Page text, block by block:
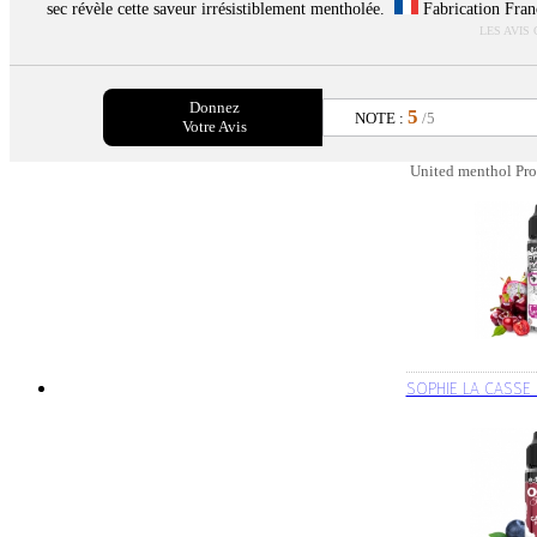
sec révèle cette saveur irrésistiblement mentholée. Fabrication
LES AVIS
Donnez
Votre Avis
NOTE : 5 /5
United menthol
SOPHIE LA